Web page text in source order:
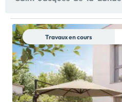
Travaux en cours